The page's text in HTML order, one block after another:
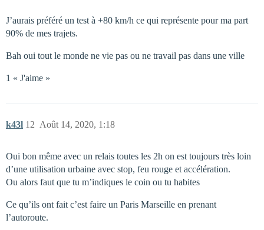
J’aurais préféré un test à +80 km/h ce qui représente pour ma part
90% de mes trajets.
Bah oui tout le monde ne vie pas ou ne travail pas dans une ville
1 « J'aime »
k43l Août 14, 2020, 1:18
12
Oui bon même avec un relais toutes les 2h on est toujours très loin
d’une utilisation urbaine avec stop, feu rouge et accélération.
Ou alors faut que tu m’indiques le coin ou tu habites
Ce qu’ils ont fait c’est faire un Paris Marseille en prenant
l’autoroute.